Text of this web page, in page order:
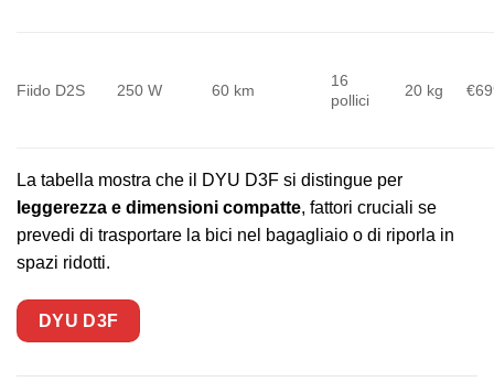
Fiido D2S 250 W 60 km
16
pollici
20 kg
La tabella mostra che il DYU D3F si distingue per
leggerezza e dimensioni compatte, fattori cruciali se
prevedi di trasportare la bici nel bagagliaio o di riporla in
spazi ridotti.
DYU D3F